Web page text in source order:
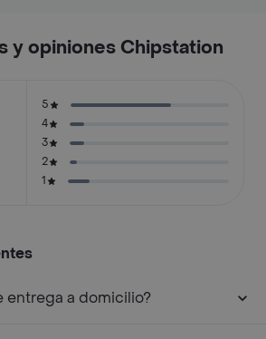
y opiniones Chipstation
5
4
3
2
1
entrega a domicilio?